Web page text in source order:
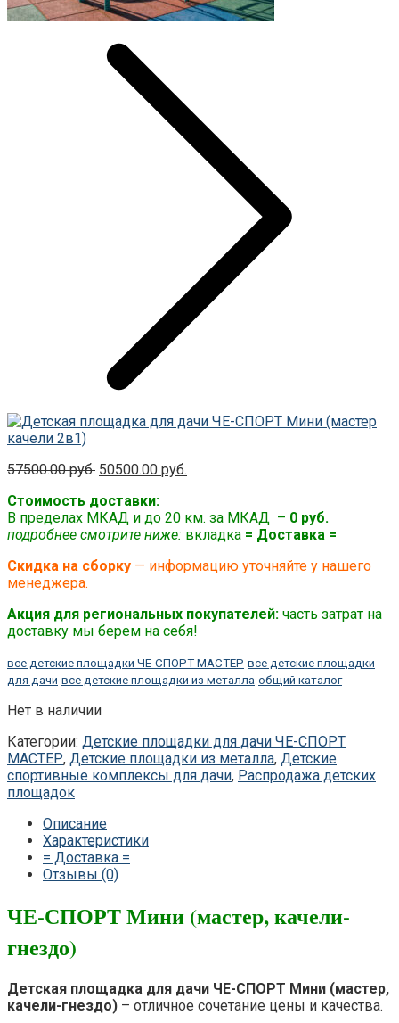
57500.00руб. Original
was:
57500.00 руб..
50500.00 руб.
50500.00 руб..
Стоимость доставки:
В пределах МКАД и до 20 км. за МКАД – 0 руб.
подробнее смотрите ниже: вкладка = Доставка =
Скидка на сборку — информацию уточняйте у нашего
менеджера.
Акция для региональных покупателей: часть затрат на
доставку мы берем на себя!
все детские площадки ЧЕ-СПОРТ МАСТЕР все детские площадки
для дачи все детские площадки из металла общий каталог
Нет в наличии
Категории: Детские площадки для дачи ЧЕ-СПОРТ
МАСТЕР, Детские площадки из металла, Детские
спортивные комплексы для дачи, Распродажа детских
площадок
Описание
Характеристики
= Доставка =
Отзывы (0)
ЧЕ-СПОРТ Мини (мастер, качели-
гнездо)
Детская площадка для дачи ЧЕ-СПОРТ Мини (мастер,
качели-гнездо) – отличное сочетание цены и качества.